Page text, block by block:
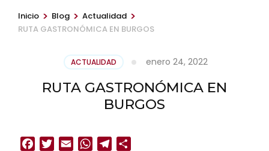
Inicio > Blog > Actualidad >
RUTA GASTRONÓMICA EN BURGOS
ACTUALIDAD enero 24, 2022
RUTA GASTRONÓMICA EN
BURGOS
Facebook
Twitter
Email WhatsAppTelegram